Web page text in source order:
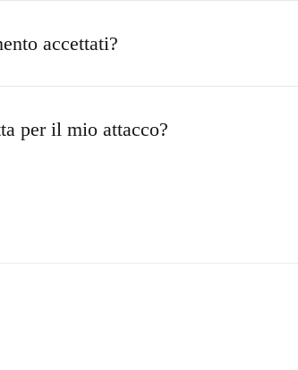
accettati?
per il mio attacco?